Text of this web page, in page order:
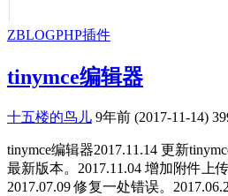
ZBLOGPHP插件
tinymce编辑器
十五楼的鸟儿 9年前 (2017-11-14)
tinymce编辑器2017.11.14 更新
最新版本。2017.11.04 增加附件上
2017.07.09 修复一处错误。